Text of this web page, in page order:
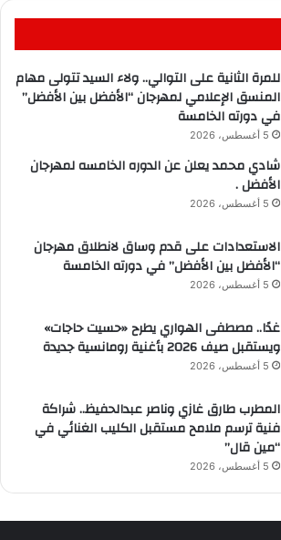
للمرة الثانية على التوالي.. ولاء السيد تتولى مهام
المنسق الإعلامي لمهرجان “الأفضل بين الأفضل”
في دورته الخامسة
5 أغسطس، 2026
شادي محمد يعلن عن الدوره الخامسه لمهرجان
الأفضل .
5 أغسطس، 2026
الاستعدادات على قدم وساق لانطلاق مهرجان
“الأفضل بين الأفضل” في دورته الخامسة
5 أغسطس، 2026
غدًا.. مصطفى الهواري يطرح «حسيت حاجات»
ويستقبل صيف 2026 بأغنية رومانسية جديدة
5 أغسطس، 2026
المطرب طارق غازي وناصر عبدالحفيظ.. شراكة
فنية ترسم ملامح مستقبل الكليب الغنائي في
“مين قال”
5 أغسطس، 2026